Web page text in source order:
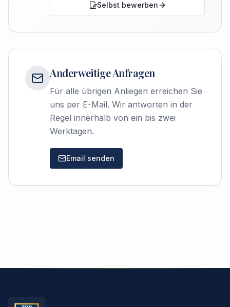
Selbst bewerben
Anderweitige Anfragen
Für alle übrigen Anliegen erreichen Sie
uns per E-Mail. Wir antworten in der
Regel innerhalb von ein bis zwei
Werktagen.
Email senden